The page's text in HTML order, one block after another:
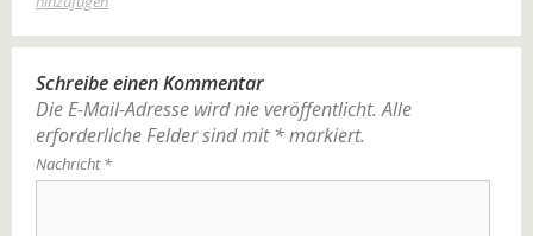
Schreibe einen Kommentar
Die E-Mail-Adresse wird nie veröffentlicht. Alle
erforderliche Felder sind mit *markiert.
Nachricht*